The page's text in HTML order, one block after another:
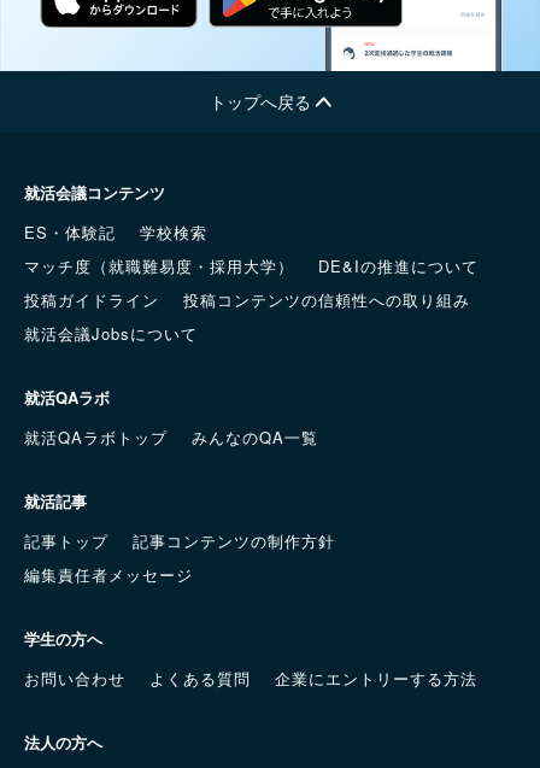
トップへ戻る
就活会議コンテンツ
ES・体験記
学校検索
マッチ度（就職難易度・採用大学）
DE&Iの推進について
投稿ガイドライン
投稿コンテンツの信頼性への取り組み
就活会議Jobsについて
就活QAラボ
就活QAラボトップ
みんなのQA一覧
就活記事
記事トップ
記事コンテンツの制作方針
編集責任者メッセージ
学生の方へ
お問い合わせ
よくある質問 企業にエントリーする方法
法人の方へ